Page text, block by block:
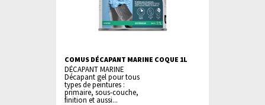
COMUS DÉCAPANT MARINE COQUE 1L
DÉCAPANT MARINE
Décapant gel pour tous
types de peintures :
primaire, sous-couche,
finition et aussi...